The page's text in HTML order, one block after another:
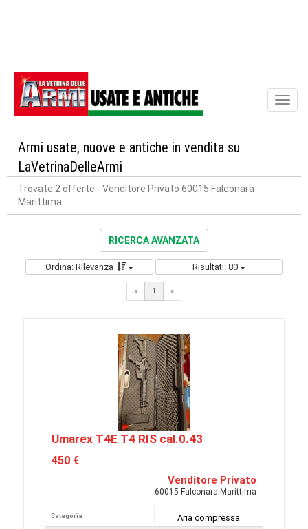
Armi usate, nuove e antiche in vendita su
LaVetrinaDelleArmi
Trovate 2 offerte - Venditore Privato 60015 Falconara
Marittima
RICERCA AVANZATA
Ordina: Rilevanza Risultati: 80
« 1 «
Umarex T4E T4 RIS cal.0.43
450 €
Venditore Privato
60015 Falconara Marittima
Categoria
Aria compressa